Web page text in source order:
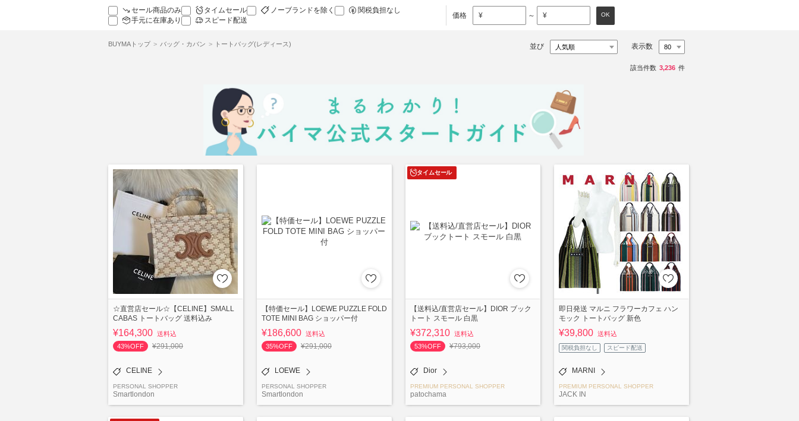
セール商品のみ タイムセール ノーブランドを除く
関税負担なし
手元に在庫あり
スピード配送
価格 ¥ ～ ¥ OK
BUYMAトップ バッグ・カバン トートバッグ(レディース) 並び 表示数
該当件数 3,236 件
☆直営店セール☆【CELINE】SMALL
CABAS トートバッグ 送料込み
¥164,300 送料込
43%OFF
¥291,000
CELINE
PERSONAL SHOPPER
Smartlondon
【特価セール】LOEWE PUZZLE FOLD
TOTE MINI BAG ショッパー付
¥186,600 送料込
35%OFF
¥291,000
LOEWE
PERSONAL SHOPPER
Smartlondon
タイムセール
【送料込/直営店セール】DIOR ブック
トート スモール 白黒
¥372,310 送料込
53%OFF
¥793,000
Dior
PREMIUM PERSONAL SHOPPER
patochama
即日発送 マルニ フラワーカフェ ハン
モック トートバッグ 新色
¥39,800 送料込
関税負担なし スピード配送
MARNI
PREMIUM PERSONAL SHOPPER
JACK IN